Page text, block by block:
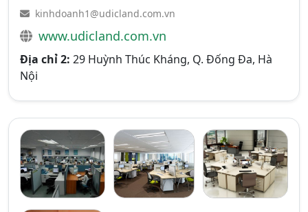
kinhdoanh1@udicland.com.vn
www.udicland.com.vn
Địa chỉ 2: 29 Huỳnh Thúc Kháng, Q. Đống Đa, Hà
Nội